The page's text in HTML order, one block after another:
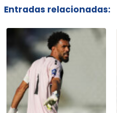
Entradas relacionadas: